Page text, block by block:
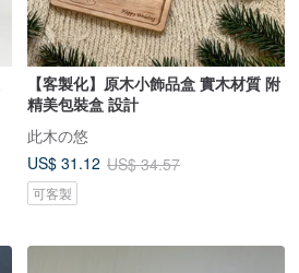
【客製化】原木小飾品盒 實木材質 附
精美包裝盒 設計
此木の悠
US$ 31.12 US$ 34.57
可客製